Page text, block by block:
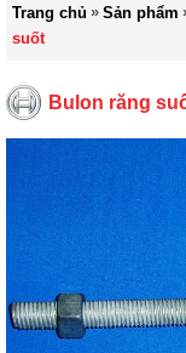
Trang chủ » Sản phẩm
suốt
Bulon răng